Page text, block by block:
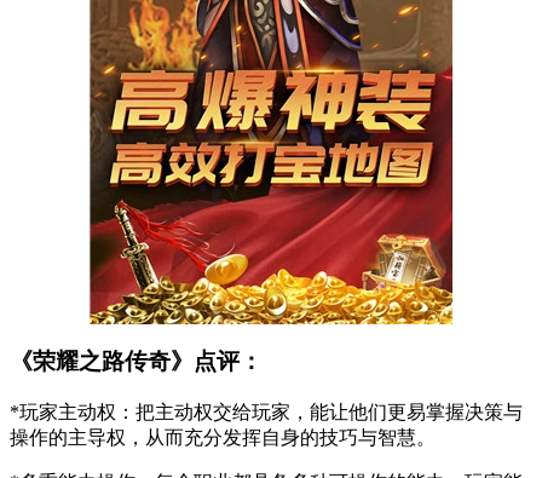
《荣耀之路传奇》点评：
*玩家主动权：把主动权交给玩家，能让他们更易掌握决策与
操作的主导权，从而充分发挥自身的技巧与智慧。